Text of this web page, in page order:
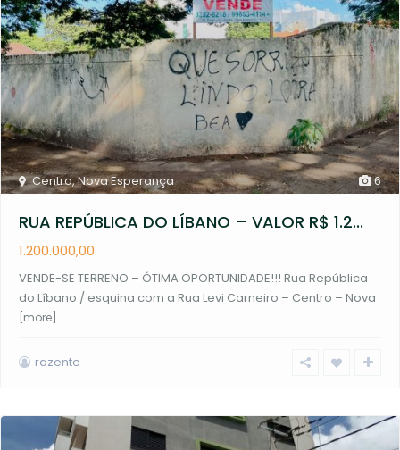
6
Centro,Nova Esperança
RUA REPÚBLICA DO LÍBANO – VALOR R$ 1.2...
1.200.000,00
VENDE-SE TERRENO – ÓTIMA OPORTUNIDADE!!! Rua República
do Líbano / esquina com a Rua Levi Carneiro – Centro – Nova
[more]
razente